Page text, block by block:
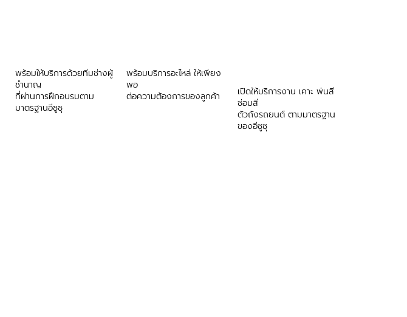
พร้อมให้บริการด้วยทีมช่างผู้
ชำนาญ
ที่ผ่านการฝึกอบรมตาม
มาตรฐานอีซูซุ
พร้อมบริการอะไหล่ ให้เพียง
พอ
ต่อความต้องการของลูกค้า
เปิดให้บริการงาน เคาะ พ่นสี
ซ่อมสี
ตัวถังรถยนต์ ตามมาตรฐาน
ของอีซูซุ